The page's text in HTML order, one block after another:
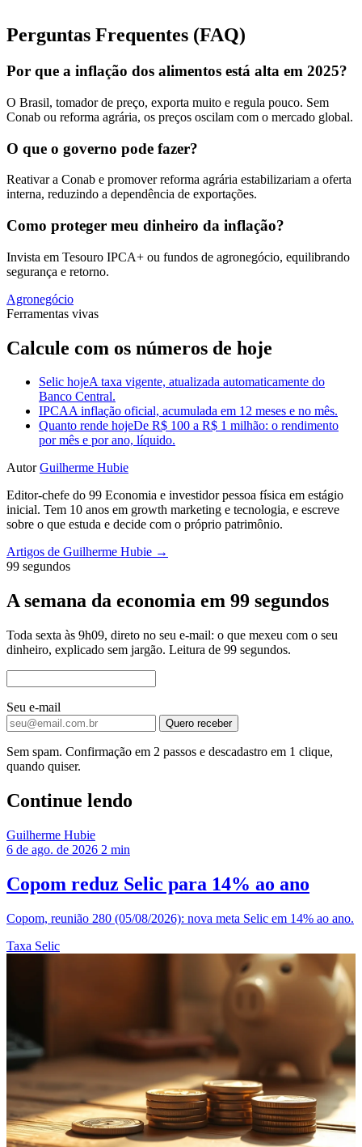
Perguntas Frequentes (FAQ)
Por que a inflação dos alimentos está alta em 2025?
O Brasil, tomador de preço, exporta muito e regula pouco. Sem
Conab ou reforma agrária, os preços oscilam com o mercado global.
O que o governo pode fazer?
Reativar a Conab e promover reforma agrária estabilizariam a oferta
interna, reduzindo a dependência de exportações.
Como proteger meu dinheiro da inflação?
Invista em Tesouro IPCA+ ou fundos de agronegócio, equilibrando
segurança e retorno.
Agronegócio
Ferramentas vivas
Calcule com os números de hoje
Selic hojeA taxa vigente, atualizada automaticamente do
Banco Central.
IPCAA inflação oficial, acumulada em 12 meses e no mês.
Quanto rende hojeDe R$ 100 a R$ 1 milhão: o rendimento
por mês e por ano, líquido.
Autor Guilherme Hubie
Editor-chefe do 99 Economia e investidor pessoa física em estágio
inicial. Tem 10 anos em growth marketing e tecnologia, e escreve
sobre o que estuda e decide com o próprio patrimônio.
Artigos de Guilherme Hubie →
99 segundos
A semana da economia em 99 segundos
Toda sexta às 9h09, direto no seu e-mail: o que mexeu com o seu
dinheiro, explicado sem jargão. Leitura de 99 segundos.
Seu e-mail
Quero receber
Sem spam. Confirmação em 2 passos e descadastro em 1 clique,
quando quiser.
Continue lendo
Guilherme Hubie
6 de ago. de 2026 2 min
Copom reduz Selic para 14% ao ano
Copom, reunião 280 (05/08/2026): nova meta Selic em 14% ao ano.
Taxa Selic